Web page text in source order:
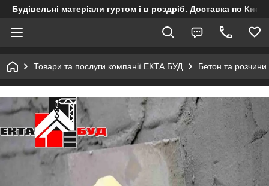
Будівельні матеріали гуртом і в роздріб. Доставка по
Товари та послуги компанії ЕКТА БУД Бетон та розчини